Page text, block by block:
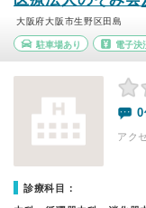
大阪府大阪市生野区田島
駐車場あり 電子決
0
アク
診療科目：